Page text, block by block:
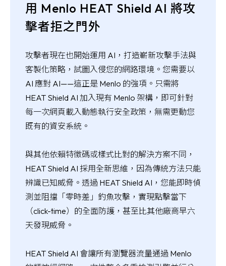
用 Menlo HEAT Shield AI 將攻
擊者拒之門外
攻擊者現在也開始運用 AI，打造嶄新攻擊手法與
客製化策略，試圖入侵您的網路環境。您需要以
AI 應對 AI——這正是 Menlo 的強項。只需將
HEAT Shield AI 加入現有 Menlo 架構，即可針對
每一次網頁載入動態執行安全政策，無需更動您
既有的資安系統。
與其他依賴特徵碼或樣式比對的解決方案不同，
HEAT Shield AI 採用全新思維，因為傳統方法只能
辨識已知威脅。透過 HEAT Shield AI，您能即時偵
測並阻擋「零時差」釣魚攻擊，實現點擊當下
（click-time）的全面防護，甚至比其他廠商早六
天發現威脅。
HEAT Shield AI 會讓所有瀏覽器流量通過 Menlo